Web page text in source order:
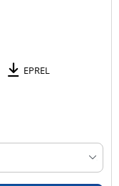
EPREL